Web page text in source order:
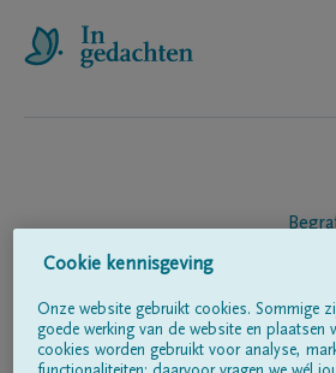
Volg ons op
Cookie kennisgeving
Onze website gebruikt cookies. Sommige
goede werking van de website en plaatsen
cookies worden gebruikt voor analyse,